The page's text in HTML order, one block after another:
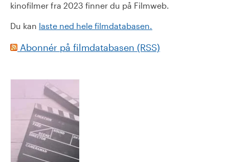
kinofilmer fra 2023 finner du på Filmweb.
Du kan laste ned hele filmdatabasen.
Abonnér på filmdatabasen (RSS)